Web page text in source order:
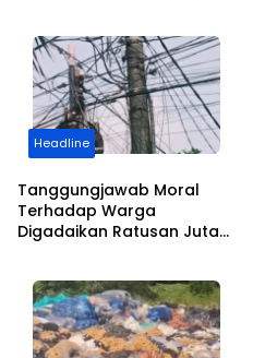
Headline
Tanggungjawab Moral
Terhadap Warga
Digadaikan Ratusan Juta
Waifi di Kirana